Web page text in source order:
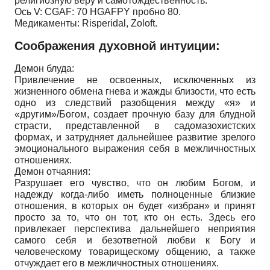
Ось V: CGAF: 70 HGAFPY пробно 80.
Медикаменты: Risperidal, Zoloft.
Соображения духовной интуиции:
Демон блуда:
Привлечение не освоенных, исключенных из
жизненного обмена гнева и жажды близости, что есть
одно из следствий разобщения между «я» и
«другим»/Богом, создает прочную базу для блудной
страсти, представленной в садомазохистских
формах, и затрудняет дальнейшее развитие зрелого
эмоционального выражения себя в межличностных
отношениях.
Демон отчаяния:
Разрушает его чувство, что он любим Богом, и
надежду когда-либо иметь полноценные близкие
отношения, в которых он будет «избран» и принят
просто за то, что он тот, кто он есть. Здесь его
привлекает перспектива дальнейшего неприятия
самого себя и безответной любви к Богу и
человеческому товарищескому общению, а также
отчуждает его в межличностных отношениях.